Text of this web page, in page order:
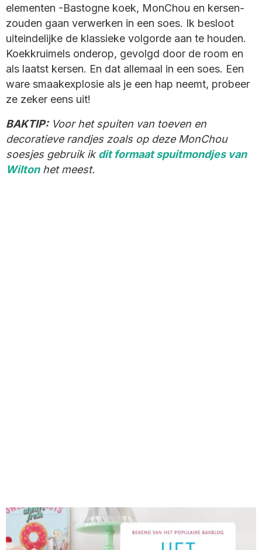
elementen -Bastogne koek, MonChou en kersen-
zouden gaan verwerken in een soes. Ik besloot
uiteindelijke de klassieke volgorde aan te houden.
Koekkruimels onderop, gevolgd door de room en
als laatst kersen. En dat allemaal in een soes. Een
ware smaakexplosie als je een hap neemt, probeer
ze zeker eens uit!
BAKTIP:Voor het spuiten van toeven en
decoratieve randjes zoals op deze MonChou
soesjes gebruik ikdit formaat spuitmondjes van
Wiltonhet meest.